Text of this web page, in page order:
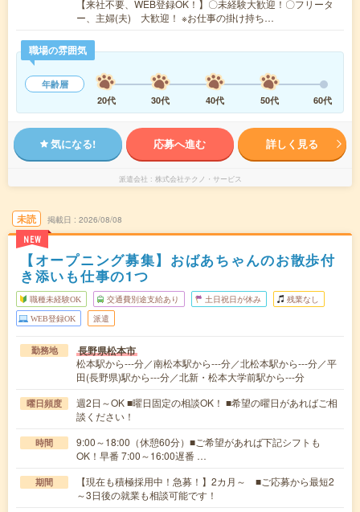
【来社不要、WEB登録OK！】〇未経験大歓迎！〇フリータ
ー、主婦(夫) 大歓迎！ ※お仕事の掛け持ち…
職場の雰囲気
年齢層
20代
30代 40代 50代 60代
気になる! 応募へ進む 詳しく見る
派遣会社 株式会社テクノ・サービス
未読
NEW
掲載日 2026/08/08
【オープニング募集】おばあちゃんのお散歩付
き添いも仕事の1つ
職種未経験OK 交通費別途支給あり 土日祝日が休み 残業なし
WEB登録OK 派遣
勤務地 長野県松本市
松本駅から---分／南松本駅から---分／北松本駅から---分／平
田(長野県)駅から---分／北新・松本大学前駅から---分
曜日頻度
週2日～OK ■曜日固定の相談OK！ ■希望の曜日があればご相
談ください！
時間
9:00～18:00（休憩60分）■ご希望があれば下記シフトも
OK！早番 7:00～16:00遅番 …
期間
【現在も積極採用中！急募！】2カ月～ ■ご応募から最短2
～3日後の就業も相談可能です！